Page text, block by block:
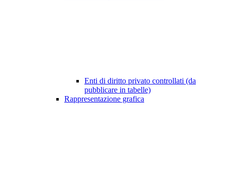
Enti di diritto privato controllati (da
pubblicare in tabelle)
Rappresentazione grafica